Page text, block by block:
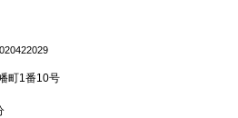
町1番10号